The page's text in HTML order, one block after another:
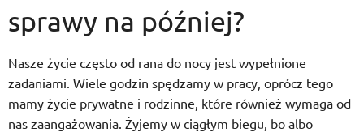
sprawy na później?
Nasze życie często od rana do nocy jest wypełnione
zadaniami. Wiele godzin spędzamy w pracy, oprócz tego
mamy życie prywatne i rodzinne, które również wymaga od
nas zaangażowania. Żyjemy w ciągłym biegu, bo albo